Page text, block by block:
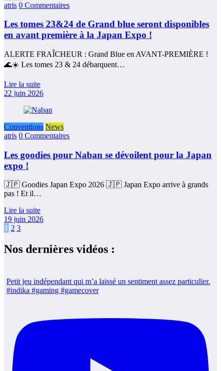
atris 0 Commentaires
Les tomes 23&24 de Grand blue seront disponibles
en avant première à la Japan Expo !
ALERTE FRAÎCHEUR : Grand Blue en AVANT-PREMIÈRE !
🌊☀️ Les tomes 23 & 24 débarquent…
Lire la suite
22 juin 2026
Conventions News
atris 0 Commentaires
Les goodies pour Naban se dévoilent pour la Japan
expo !
🇯🇵 Goodies Japan Expo 2026 🇯🇵 Japan Expo arrive à grands
pas ! Et il…
Lire la suite
19 juin 2026
Pagination
des
publications
1 2 3
Nos dernières vidéos :
Petit jeu indépendant qui m’a laissé un sentiment assez particulier.
#indika #gaming #gamecover